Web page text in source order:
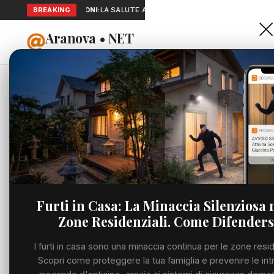
BREAKING
SEGNALAZIONI: LA SALUTE A PORTATA DI MANO: TELEMEDICINA E
Aranova • NET
PORTALE UTILE AL TERRITORIO
Home
Cronaca
Viabilità
Utilità
Meteo
Eventi
Furti in Casa: La Minaccia Silenziosa
Zone Residenziali. Come
I furti in casa sono una minaccia continua per le zone
Scopri come proteggere la tua famiglia e prevenire le
Precedente